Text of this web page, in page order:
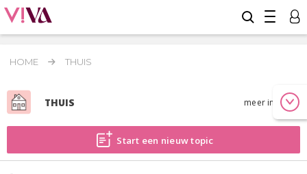
HOME THUIS
THUIS meer info
Start een nieuw topic